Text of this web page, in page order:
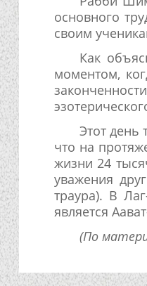
основного
своим
Как
моментом,
Этот день
что на
жизни 24
уважения
траура). В
является
(По